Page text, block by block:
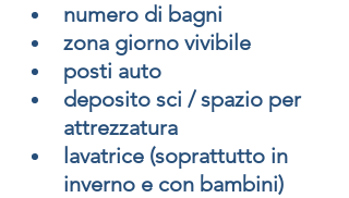
numero di bagni
zona giorno vivibile
posti auto
deposito sci / spazio per
attrezzatura
lavatrice (soprattutto in
inverno e con bambini)